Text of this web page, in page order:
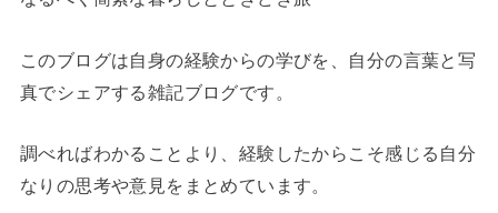
このブログは自身の経験からの学びを、自分の言葉と写
真でシェアする雑記ブログです。
調べればわかることより、経験したからこそ感じる自分
なりの思考や意見をまとめています。